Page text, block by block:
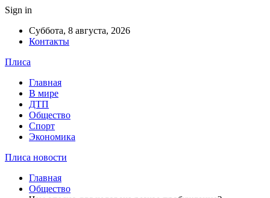
Sign in
Суббота, 8 августа, 2026
Контакты
Плиса
Главная
В мире
ДТП
Общество
Спорт
Экономика
Плиса новости
Главная
Общество